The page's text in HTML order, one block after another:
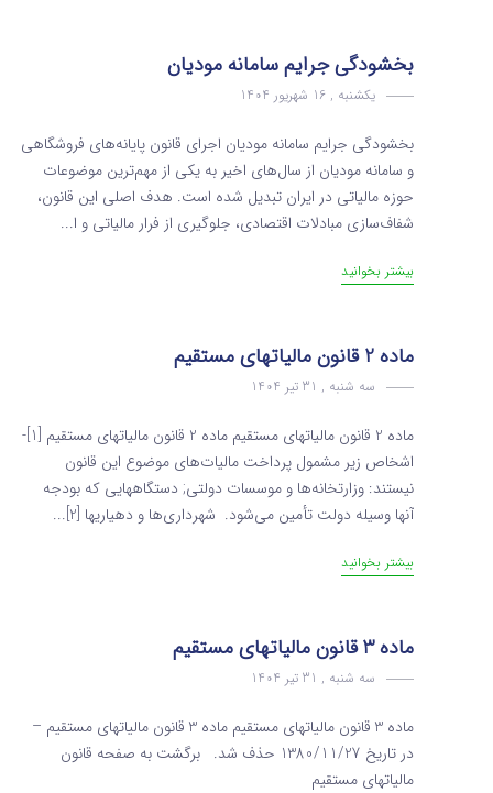
بخشودگی جرایم سامانه مودیان
یکشنبه , 16 شهریور 1404
بخشودگی جرایم سامانه مودیان اجرای قانون پایانه‌های فروشگاهی
و سامانه مودیان از سال‌های اخیر به یکی از مهم‌ترین موضوعات
حوزه مالیاتی در ایران تبدیل شده است. هدف اصلی این قانون،
شفاف‌سازی مبادلات اقتصادی، جلوگیری از فرار مالیاتی و ا...
بیشتر بخوانید
ماده 2 قانون مالیاتهای مستقیم
سه شنبه , 31 تیر 1404
ماده 2 قانون مالیاتهای مستقیم ماده 2 قانون مالیاتهای مستقیم [1]-
اشخاص زیر مشمول پرداخت مالیات‌های موضوع این قانون
نیستند: وزارتخانه‌ها و موسسات دولتی; دستگاه­هایی که بودجه
آنها وسیله دولت تأمین می‌شود. شهرداری‌ها و دهیاریها [2]...
بیشتر بخوانید
ماده 3 قانون مالیاتهای مستقیم
سه شنبه , 31 تیر 1404
ماده 3 قانون مالیاتهای مستقیم ماده 3 قانون مالیاتهای مستقیم –
در تاریخ 1380/11/27 حذف شد. برگشت به صفحه قانون
مالیاتهای مستقیم